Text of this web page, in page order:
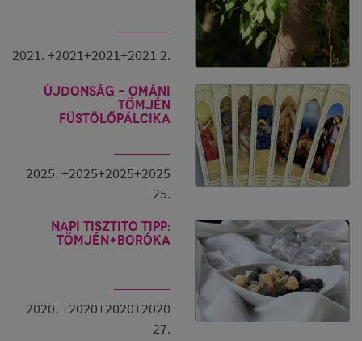
2021. +2021+2021+2021 2.
Újdonság - ománi
tömjén
füstölőpálcika
2025. +2025+2025+2025
25.
Napi tisztító tipp:
tömjén+boróka
2020. +2020+2020+2020
27.